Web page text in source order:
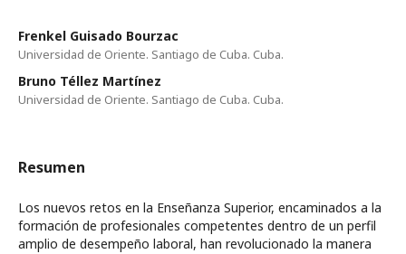
Frenkel Guisado Bourzac
Universidad de Oriente. Santiago de Cuba. Cuba.
Bruno Téllez Martínez
Universidad de Oriente. Santiago de Cuba. Cuba.
Resumen
Los nuevos retos en la Enseñanza Superior, encaminados a la
formación de profesionales competentes dentro de un perfil
amplio de desempeño laboral, han revolucionado la manera